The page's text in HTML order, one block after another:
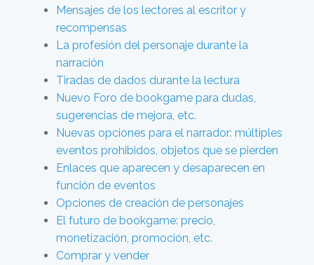
Mensajes de los lectores al escritor y
recompensas
La profesión del personaje durante la
narración
Tiradas de dados durante la lectura
Nuevo Foro de bookgame para dudas,
sugerencias de mejora, etc.
Nuevas opciones para el narrador: múltiples
eventos prohibidos, objetos que se pierden
Enlaces que aparecen y desaparecen en
función de eventos
Opciones de creación de personajes
El futuro de bookgame: precio,
monetización, promoción, etc.
Comprar y vender